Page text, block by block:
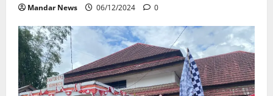
Mandar News 06/12/2024 0